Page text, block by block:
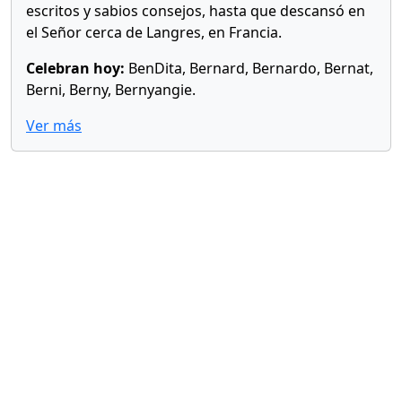
escritos y sabios consejos, hasta que descansó en
el Señor cerca de Langres, en Francia.
Celebran hoy: BenDita, Bernard, Bernardo, Bernat,
Berni, Berny, Bernyangie.
Ver más